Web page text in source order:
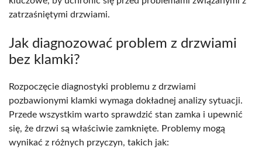
zatrzaśniętymi drzwiami.
Jak diagnozować problem z drzwiami
bez klamki?
Rozpoczęcie diagnostyki problemu z drzwiami
pozbawionymi klamki wymaga dokładnej analizy sytuacji.
Przede wszystkim warto sprawdzić stan zamka i upewnić
się, że drzwi są właściwie zamknięte. Problemy mogą
wynikać z różnych przyczyn, takich jak: